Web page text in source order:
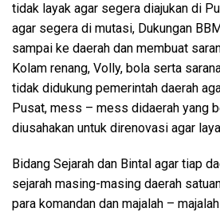
tidak layak agar segera diajukan di
agar segera di mutasi, Dukungan
sampai ke daerah dan membuat
Kolam renang, Volly, bola serta
tidak didukung pemerintah daerah
Pusat, mess – mess didaerah yang
diusahakan untuk direnovasi agar
Bidang Sejarah dan Bintal agar tiap
sejarah masing-masing daerah
para komandan dan majalah –